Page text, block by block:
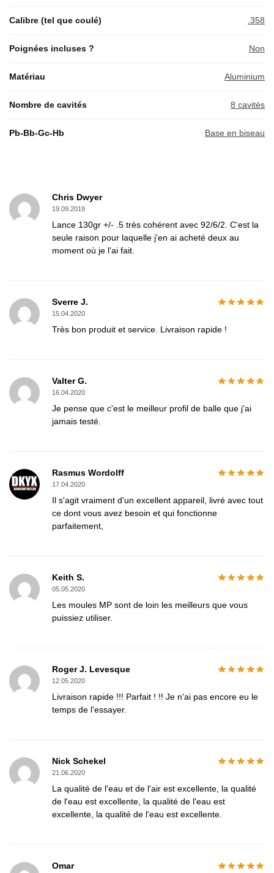
Calibre (tel que coulé) .358
Poignées incluses ? Non
Matériau Aluminium
Nombre de cavités 8 cavités
Pb-Bb-Gc-Hb Base en biseau
Chris Dwyer
19.09.2019
Lance 130gr +/- .5 très cohérent avec 92/6/2. C'est la
seule raison pour laquelle j'en ai acheté deux au
moment où je l'ai fait.
Sverre J.
15.04.2020
Très bon produit et service. Livraison rapide !
Valter G.
16.04.2020
Je pense que c'est le meilleur profil de balle que j'ai
jamais testé.
Rasmus Wordolff
17.04.2020
Il s'agit vraiment d'un excellent appareil, livré avec tout
ce dont vous avez besoin et qui fonctionne
parfaitement,
Keith S.
05.05.2020
Les moules MP sont de loin les meilleurs que vous
puissiez utiliser.
Roger J. Levesque
12.05.2020
Livraison rapide !!! Parfait ! !! Je n'ai pas encore eu le
temps de l'essayer.
Nick Schekel
21.06.2020
La qualité de l'eau et de l'air est excellente, la qualité
de l'eau est excellente, la qualité de l'eau est
excellente, la qualité de l'eau est excellente.
Omar